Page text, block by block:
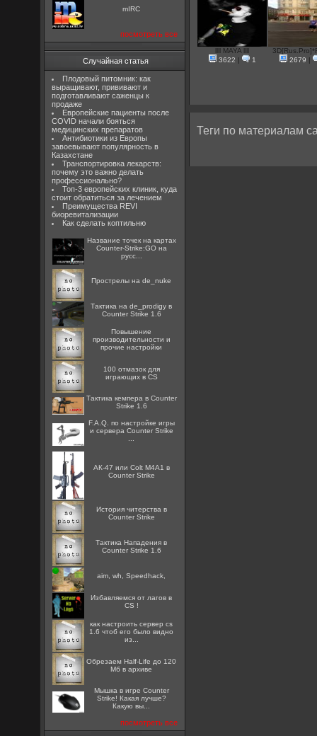
mIRC
посмотреть все
Случайная статья
Плодовый питомник: как
выращивают, прививают и
подготавливают саженцы к
продаже
Европейские пациенты после
COVID начали бояться
медицинских препаратов
Антибиотики из Европы
завоевывают популярность в
Казахстане
Транспортировка лекарств:
почему это важно делать
профессионально?
Топ-3 европейских клиник, куда
стоит обратиться за лечением
Преимущества REVI
биоревитализации
Как сделать коптильню
Название точек на картах
Counter-Strike:GO на
русс...
Прострелы на de_nuke
Тактика на de_prodigy в
Counter Strike 1.6
Повышение
производительности и
прочие настройки
100 отмазок для
играющих в CS
Тактика кемпера в Counter
Strike 1.6
F.A.Q. по настройке игры
и сервера Counter Strike
АК-47 или Colt M4A1 в
Counter Strike
История читерства в
Counter Strike
Тактика Нападения в
Counter Strike 1.6
aim, wh, Speedhack,
Избавляемся от лагов в
CS !
как настроить сервер cs
1.6 чтоб его было видно
из...
Обрезаем Half-Life до 120
Мб в архиве
Мышка в игре Counter
Strike! Какая лучше?
Какую вы...
посмотреть все
llll MAYA llll
3622
1
2679
Теги по материалам